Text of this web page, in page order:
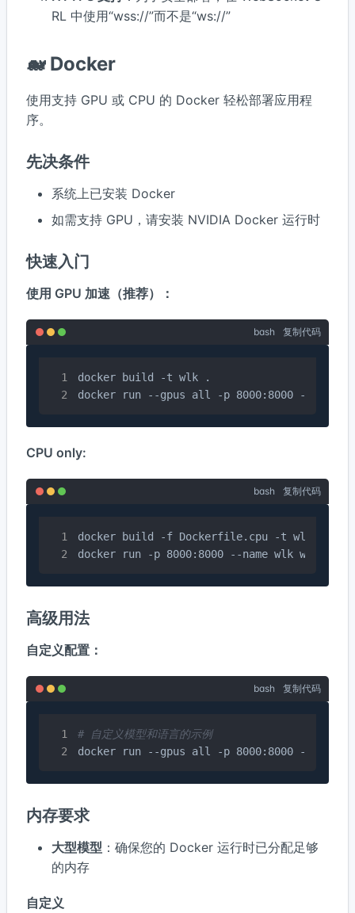
RL 中使用“wss://”而不是“ws://”
🐋 Docker
使用支持 GPU 或 CPU 的 Docker 轻松部署应用程
序。
先决条件
系统上已安装 Docker
如需支持 GPU，请安装 NVIDIA Docker 运行时
快速入门
使用 GPU 加速（推荐）：
bash 复制代码
docker build -t wlk .
docker run --gpus all -p 8000:8000 --name
CPU only:
bash 复制代码
docker build -f Dockerfile.cpu -t wlk .
docker run -p 8000:8000 --name wlk wlk
高级用法
自定义配置：
bash 复制代码
# 自定义模型和语言的示例
docker run --gpus all -p 8000:8000 --name
内存要求
大型模型 ：确保您的 Docker 运行时已分配足够
的内存
自定义